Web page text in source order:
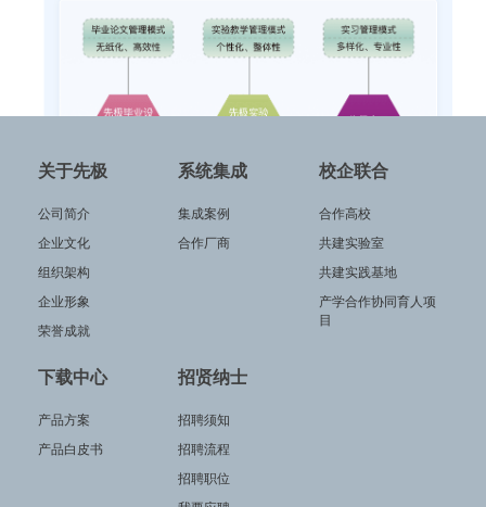
关于先极
公司简介
企业文化
组织架构
企业形象
荣誉成就
系统集成
集成案例
合作厂商
校企联合
合作高校
共建实验室
共建实践基地
产学合作协同育人项
目
下载中心
产品方案
产品白皮书
招贤纳士
招聘须知
招聘流程
招聘职位